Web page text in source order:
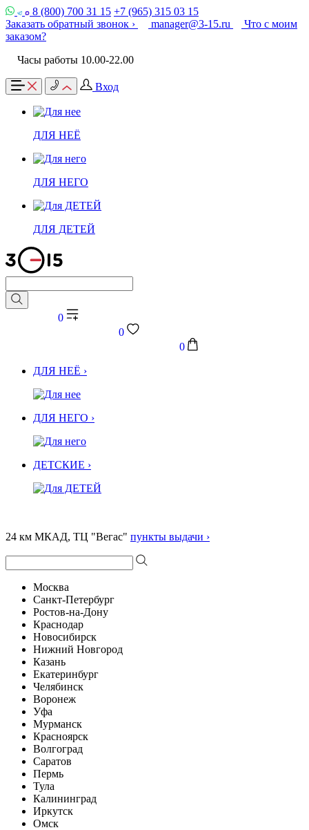
8 (800) 700 31 15 +7 (965) 315 03 15
Заказать обратный звонок ›
manager@3-15.ru
Что с моим
заказом?
Часы работы 10.00-22.00
Вход
ДЛЯ НЕЁ
ДЛЯ НЕГО
ДЛЯ ДЕТЕЙ
0
0
0
ДЛЯ НЕЁ ›
ДЛЯ НЕГО ›
ДЕТСКИЕ ›
24 км МКАД, ТЦ "Вегас" пункты выдачи ›
Москва
Санкт-Петербург
Ростов-на-Дону
Краснодар
Новосибирск
Нижний Новгород
Казань
Екатеринбург
Челябинск
Воронеж
Уфа
Мурманск
Красноярск
Волгоград
Саратов
Пермь
Тула
Калининград
Иркутск
Омск